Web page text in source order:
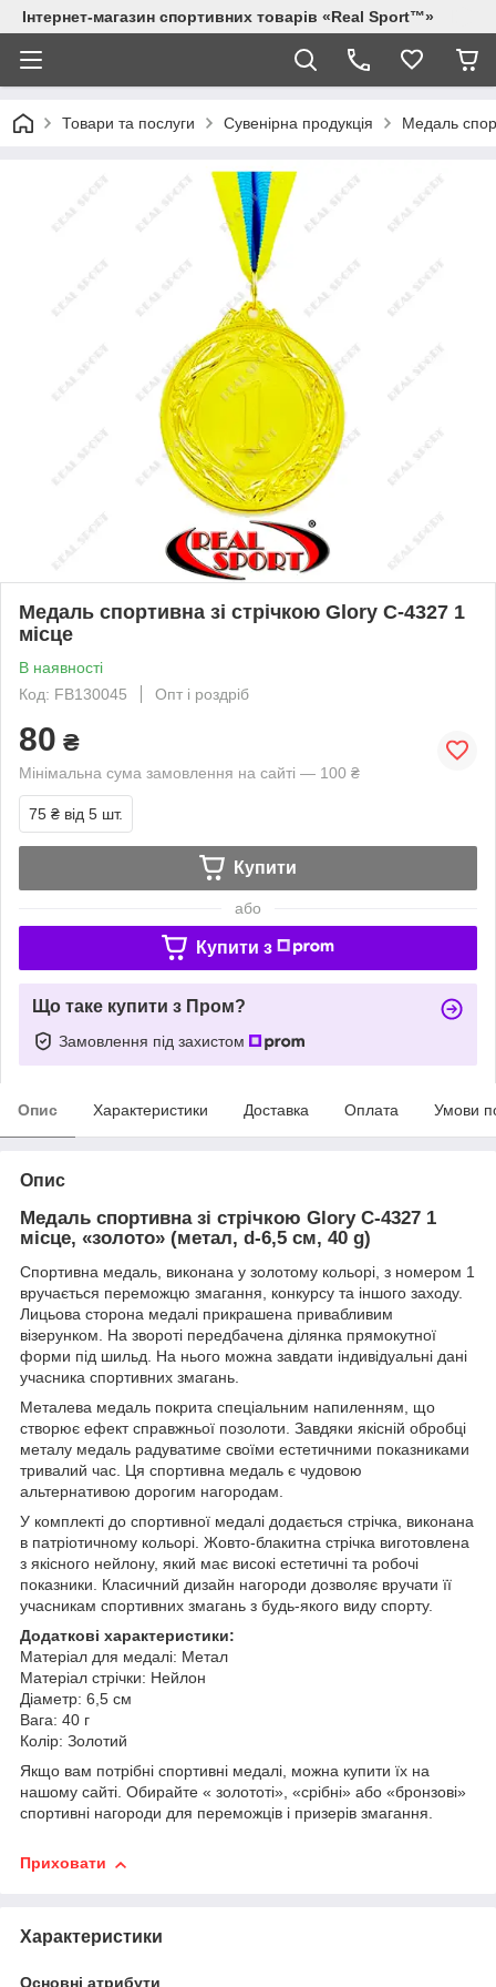
Інтернет-магазин спортивних товарів «Real Sport™»
Товари та послуги Сувенірна продукція Медаль
Медаль спортивна зі стрічкою Glory C-4327 1
місце
В наявності
Код: FB130045
Опт і роздріб
80 ₴
Мінімальна сума замовлення на сайті — 100 ₴
75 ₴ від 5 шт.
Купити
або
Купити з
Що таке купити з Пром?
Замовлення під захистом
Опис Характеристики Доставка Оплата Умови
Опис
Медаль спортивна зі стрічкою Glory C-4327 1
місце, «золото» (метал, d-6,5 см, 40 g)
Спортивна медаль, виконана у золотому кольорі, з номером 1
вручається переможцю змагання, конкурсу та іншого заходу.
Лицьова сторона медалі прикрашена привабливим
візерунком.
На звороті передбачена ділянка прямокутної
форми під шильд.
На нього можна завдати індивідуальні дані
учасника спортивних змагань.
Металева медаль покрита спеціальним напиленням, що
створює ефект справжньої позолоти. Завдяки якісній обробці
металу медаль радуватиме своїми естетичними показниками
тривалий час. Ця спортивна медаль є чудовою
альтернативою дорогим нагородам.
У комплекті до спортивної медалі додається стрічка, виконана
в патріотичному кольорі. Жовто-блакитна стрічка виготовлена
з якісного нейлону, який має високі естетичні та робочі
показники.
Класичний дизайн нагороди дозволяє вручати її
учасникам спортивних змагань з будь-якого виду спорту.
Додаткові характеристики:
Матеріал для медалі: Метал
Матеріал стрічки: Нейлон
Діаметр: 6,5 см
Вага: 40 г
Колір: Золотий
Якщо вам потрібні спортивні медалі, можна купити їх на
нашому сайті. Обирайте « золототі», «срібні» або «бронзові»
спортивні нагороди для переможців і призерів змагання.
Приховати
Характеристики
Основні атрибути